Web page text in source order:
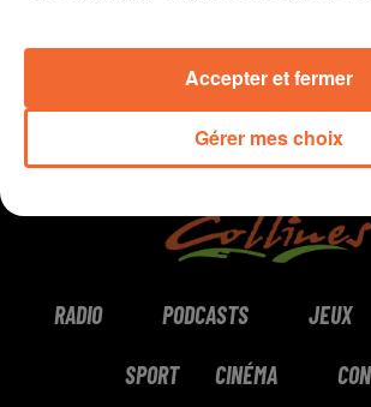
RADIO PODCASTS JEUX
SPORT CINÉMA
Gérer mes choix
Accepter et fermer